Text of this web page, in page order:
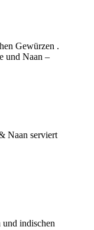
Gewürzen .
und Naan –
Naan serviert
indischen